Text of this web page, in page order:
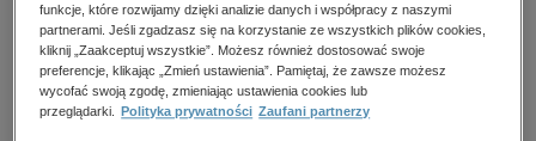
Zobacz wszystkie E-prasa
budownictwo, aranżacja wnętrz
biznesowe, branżowe, gospodarka
Kinga Wójcik
funkcje, które rozwijamy dzięki analizie danych i współpracy z naszymi
partnerami. Jeśli zgadzasz się na korzystanie ze wszystkich plików cookies,
kliknij „Zaakceptuj wszystkie”. Możesz również dostosować swoje
preferencje, klikając „Zmień ustawienia”. Pamiętaj, że zawsze możesz
wycofać swoją zgodę, zmieniając ustawienia cookies lub
przeglądarki.
Polityka prywatności Zaufani partnerzy